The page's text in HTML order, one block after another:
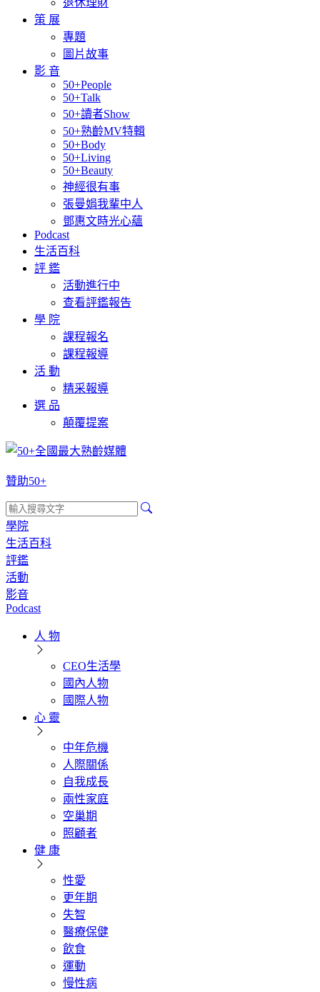
退休理財
策 展
專題
圖片故事
影 音
50+People
50+Talk
50+讀者Show
50+熟齡MV特輯
50+Body
50+Living
50+Beauty
神經很有事
張曼娟我輩中人
鄧惠文時光心蘊
Podcast
生活百科
評 鑑
活動進行中
查看評鑑報告
學 院
課程報名
課程報導
活 動
精采報導
選 品
顛覆提案
贊助50+
學院
生活百科
評鑑
活動
影音
Podcast
人 物
CEO生活學
國內人物
國際人物
心 靈
中年危機
人際關係
自我成長
兩性家庭
空巢期
照顧者
健 康
性愛
更年期
失智
醫療保健
飲食
運動
慢性病